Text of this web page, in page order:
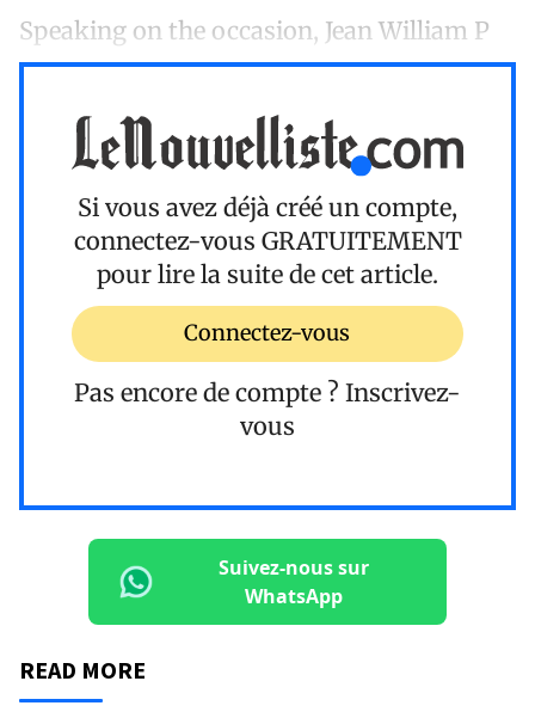
Speaking on the occasion, Jean William P
Si vous avez déjà créé un compte,
connectez-vous GRATUITEMENT
pour lire la suite de cet article.
Connectez-vous
Pas encore de compte ? Inscrivez-
vous
Suivez-nous sur
WhatsApp
READ MORE